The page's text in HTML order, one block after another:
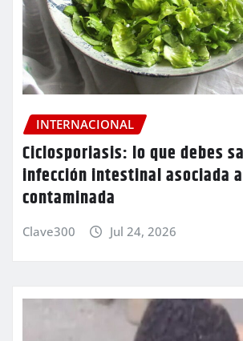
INTERNACIONAL
Ciclosporiasis: lo que debes
infección intestinal asociada
contaminada
Clave300 Jul 24, 2026